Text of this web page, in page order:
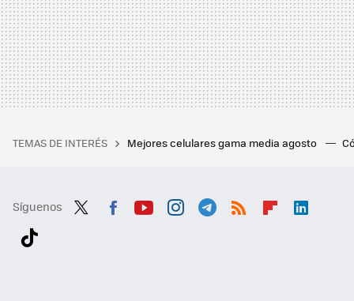
TEMAS DE INTERÉS Mejores celulares gama media agosto
Síguenos